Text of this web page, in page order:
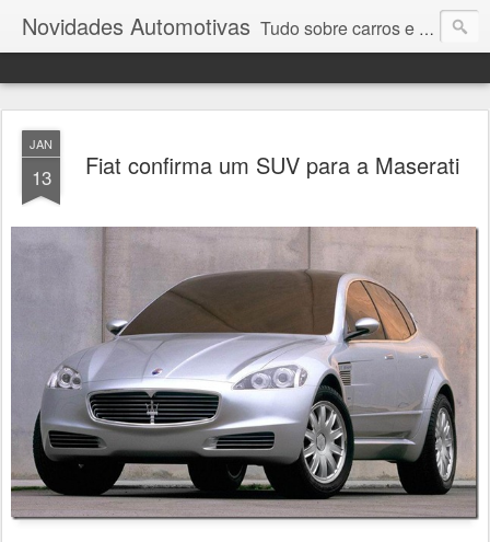
Novidades Automotivas Tudo sobre carros e motores
JAN
13 Fiat confirma um SUV para a Maserati